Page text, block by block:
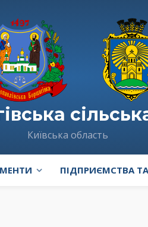
Київська область
ПІДПРИЄМСТВА